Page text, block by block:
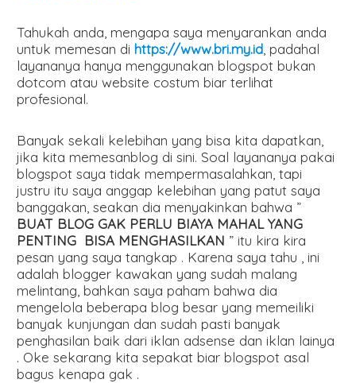
Tahukah anda, mengapa saya menyarankan anda
untuk memesan dihttps://www.bri.my.id , padahal
layananya hanya menggunakan blogspot bukan
dotcom atau website costum biar terlihat
profesional.
Banyak sekali kelebihan yang bisa kita dapatkan,
jika kita memesanblog di sini. Soal layananya pakai
blogspot saya tidak mempermasalahkan, tapi
justru itu saya anggap kelebihan yang patut saya
banggakan, seakan dia menyakinkan bahwa ”
BUAT BLOG GAK PERLU BIAYA MAHAL YANG
PENTING BISA MENGHASILKAN ” itu kira kira
pesan yang saya tangkap . Karena saya tahu , ini
adalah blogger kawakan yang sudah malang
melintang, bahkan saya paham bahwa dia
mengelola beberapa blog besar yang memeiliki
banyak kunjungan dan sudah pasti banyak
penghasilan baik dari iklan adsense dan iklan lainya
. Oke sekarang kita sepakat biar blogspot asal
bagus kenapa gak .